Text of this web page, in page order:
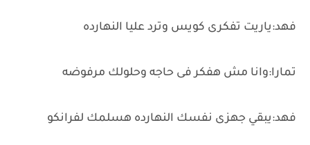
فهد:ياريت تفكرى كويس وترد عليا النهارده
تمارا:وانا مش هفكر فى حاجه وحلولك مرفوضه
فهد:يبقي جهزى نفسك النهارده هسلمك لفرانكو